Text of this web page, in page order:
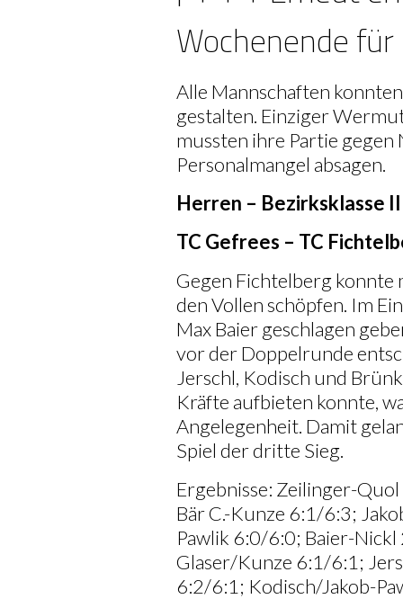
Wochenende
Alle Mannschaften
gestalten. Einziger
mussten ihre Partie gegen
Personalmangel absagen.
Herren – Bezirksklasse II
TC Gefrees – TC
Gegen Fichtelberg konnte
den Vollen schöpfen. Im
Max Baier geschlagen
vor der Doppelrunde
Jerschl, Kodisch und
Kräfte aufbieten konnte,
Angelegenheit. Damit
Spiel der dritte Sieg.
Ergebnisse: Zeilinger-
Bär C.-Kunze 6:1/6:3;
Pawlik 6:0/6:0; Baier-
Glaser/Kunze 6:1/6:1;
6:2/6:1; Kodisch/Jakob-